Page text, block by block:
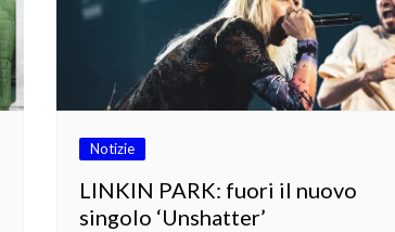
Notizie
LINKIN PARK: fuori il nuovo
singolo ‘Unshatter’